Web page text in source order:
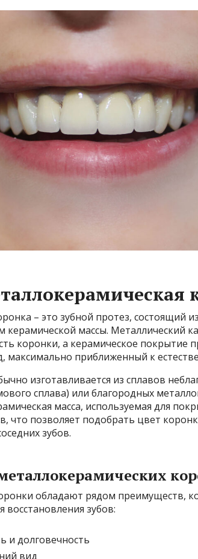
– это зубной протез, состоящий
керамической массы. Металлический
коронки, а керамическое покрытие
максимально приближенный к
изготавливается из сплавов
сплава) или благородных
масса, используемая для
что позволяет подобрать цвет
зубов.
обладают рядом преимуществ,
зубов:
и долговечность
вид